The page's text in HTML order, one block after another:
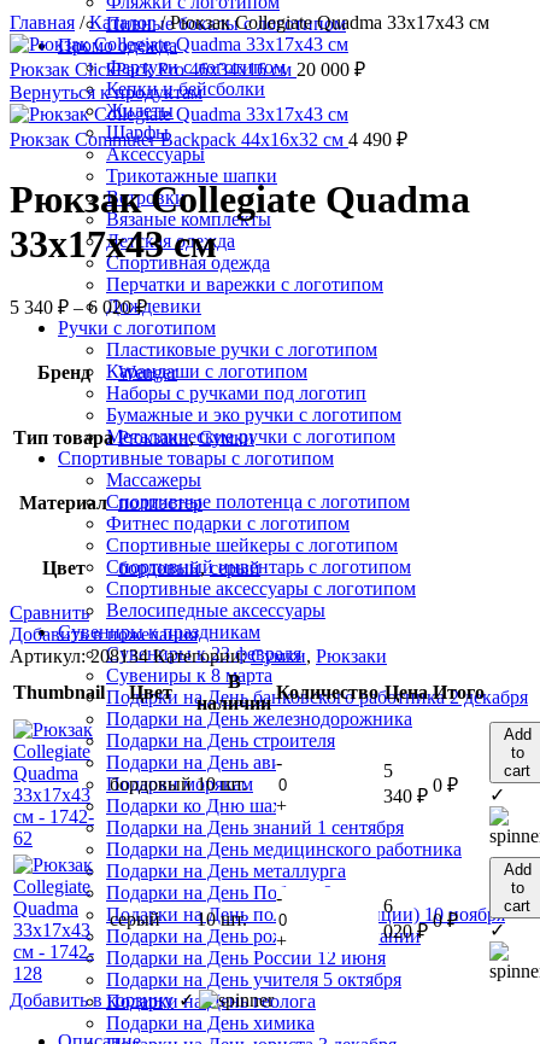
Пивные бокалы с логотипом
Промо одежда
Фартуки с логотипом
Кепки и бейсболки
Жилеты
Шарфы
Аксессуары
Трикотажные шапки
Ветровки
Вязаные комплекты
Детская одежда
Спортивная одежда
Перчатки и варежки с логотипом
Дождевики
Ручки с логотипом
Пластиковые ручки с логотипом
Карандаши с логотипом
Наборы с ручками под логотип
Бумажные и эко ручки с логотипом
Металлические ручки с логотипом
Спортивные товары с логотипом
Массажеры
Спортивные полотенца с логотипом
Фитнес подарки с логотипом
Спортивные шейкеры с логотипом
Спортивный инвентарь с логотипом
Спортивные аксессуары с логотипом
Велосипедные аксессуары
Сувениры к праздникам
Сувениры к 23 февраля
Сувениры к 8 марта
Подарки на День банковского работника 2 декабря
Подарки на День железнодорожника
Подарки на День строителя
Подарки на День авиации
Подарки морякам
Подарки ко Дню шахтера
Подарки на День знаний 1 сентября
Подарки на День медицинского работника
Подарки на День металлурга
Подарки на День Победы 9 мая
Подарки на День полиции (милиции) 10 ноября
Подарки на День рождения компании
Подарки на День России 12 июня
Подарки на День учителя 5 октября
Подарки на День геолога
Подарки на День химика
Главная /Каталог/Рюкзак Collegiate Quadma 33х17х43 см
Рюкзак ClickPack Pro 46x34x16 см 20 000 ₽
Вернуться к продуктам
Рюкзак Commuter Backpack 44х16х32 см 4 490 ₽
Рюкзак Collegiate Quadma
33х17х43 см
5 340 ₽ –6 020₽
Бренд Wenger
Тип товара Рюкзаки,Сумки
Материал полиэстер
Цвет бордовый,серый
Сравнить
Добавить в пожелания
Артикул:208134Категории: Сумки, Рюкзаки
Thumbnail
Цвет
В
наличии
Количество Цена Итого
бордовый 10 шт.
-
+
5
340 ₽
0 ₽
Add
to
cart
✓
серый 10 шт.
-
+
6
020₽
0₽
Add
to
cart
✓
Добавить в корзину ✓